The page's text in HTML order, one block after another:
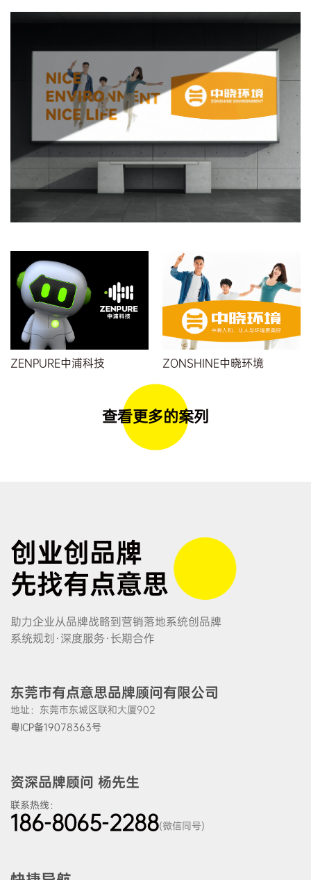
ZENPURE中浦科技 ZONSHINE中晓环境
查看更多的案列
创业创品牌
先找有点意思
助力企业从品牌战略到营销落地系统创品牌
系统规划·深度服务·长期合作
东莞市有点意思品牌顾问有限公司
地址：东莞市东城区联和大厦902
粤ICP备19078363号
资深品牌顾问 杨先生
联系热线：
186-8065-2288(微信同号)